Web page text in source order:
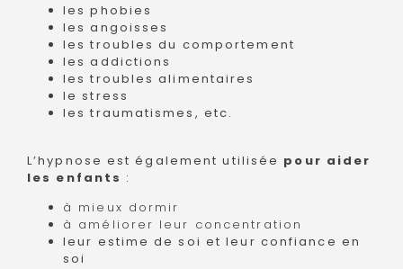
les phobies
les angoisses
les troubles du comportement
les addictions
les troubles alimentaires
le stress
les traumatismes, etc.
L’hypnose est également utilisée pour aider
les enfants :
à mieux dormir
à améliorer leur concentration
leur estime de soi et leur confiance en
soi